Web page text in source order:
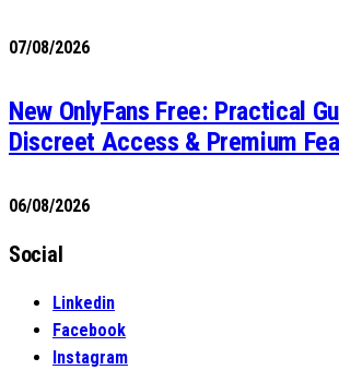
07/08/2026
New OnlyFans Free: Practical
Discreet Access & Premium
06/08/2026
Social
Linkedin
Facebook
Instagram